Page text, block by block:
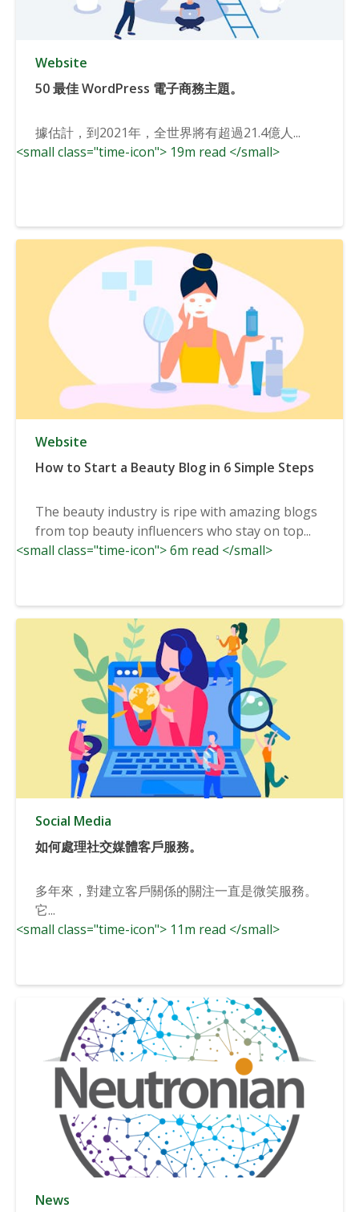
Website
50 最佳 WordPress 電子商務主題。
據估計，到2021年，全世界將有超過21.4億人...
<small class="time-icon"> 19m read </small>
Website
How to Start a Beauty Blog in 6 Simple Steps
The beauty industry is ripe with amazing blogs
from top beauty influencers who stay on top...
<small class="time-icon"> 6m read </small>
Social Media
如何處理社交媒體客戶服務。
多年來，對建立客戶關係的關注一直是微笑服務。
它...
<small class="time-icon"> 11m read </small>
News